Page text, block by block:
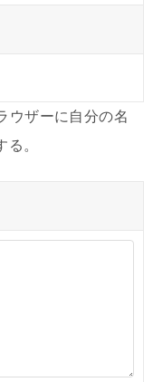
ウザーに自分の名
。